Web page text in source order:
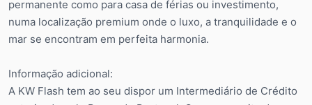
permanente como para casa de férias ou investimento,
numa localização premium onde o luxo, a tranquilidade e o
mar se encontram em perfeita harmonia.
Informação adicional:
A KW Flash tem ao seu dispor um Intermediário de Crédito